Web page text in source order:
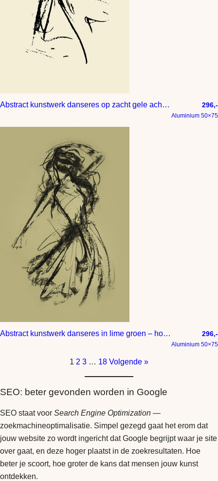
Abstract kunstwerk danseres op zacht gele achtergrond 296,-
Aluminium 50×75
Abstract kunstwerk danseres in lime groen – houtskool tekening 296,-
Aluminium 50×75
1 2 3 … 18 Volgende »
SEO: beter gevonden worden in Google
SEO staat voor Search Engine Optimization —
zoekmachineoptimalisatie. Simpel gezegd gaat het erom dat
jouw website zo wordt ingericht dat Google begrijpt waar je site
over gaat, en deze hoger plaatst in de zoekresultaten. Hoe
beter je scoort, hoe groter de kans dat mensen jouw kunst
ontdekken.